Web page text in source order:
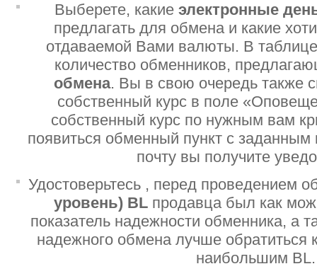
Выберете, какие электронные
предлагать для обмена и какие
отдаваемой Вами валюты. В таблице
количество обменников,
обмена. Вы в свою очередь также
собственный курс в поле
собственный курс по нужным вам
появиться обменный пункт с заданным
почту вы получите
Удостоверьтесь , перед проведением
уровень) BL продавца был как
показатель надежности обменника, а
надежного обмена лучше
наибольшим BL.